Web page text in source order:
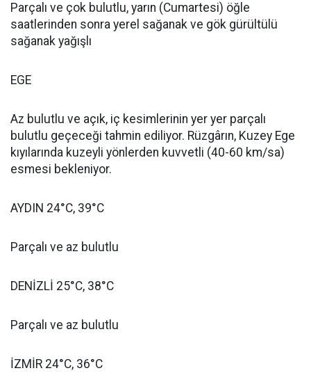
Parçalı ve çok bulutlu, yarın (Cumartesi) öğle
saatlerinden sonra yerel sağanak ve gök gürültülü
sağanak yağışlı
EGE
Az bulutlu ve açık, iç kesimlerinin yer yer parçalı
bulutlu geçeceği tahmin ediliyor. Rüzgârın, Kuzey Ege
kıyılarında kuzeyli yönlerden kuvvetli (40-60 km/sa)
esmesi bekleniyor.
AYDIN 24°C, 39°C
Parçalı ve az bulutlu
DENİZLİ 25°C, 38°C
Parçalı ve az bulutlu
İZMİR 24°C, 36°C